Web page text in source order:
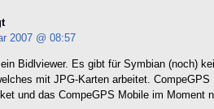
2007 @ 08:57
ein Bidlviewer. Es gibt für Symbian (noch)
mit JPG-Karten arbeitet.
und das CompeGPS Mobile im Moment